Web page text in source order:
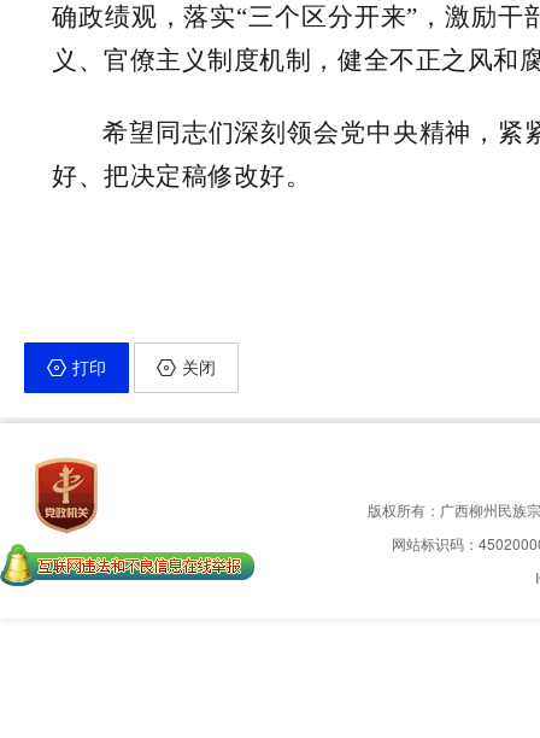
确政绩观，落实“三个区分开来”，激励
义、官僚主义制度机制，健全不正之风和
希望同志们深刻领会党中央精神，紧
好、把决定稿修改好。
打印 关闭
版权所有：广西柳州民族
网站标识码：